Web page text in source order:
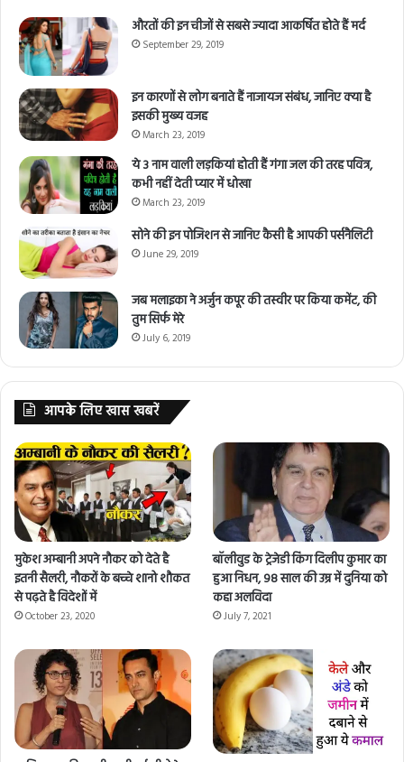
औरतों की इन चीजों से सबसे ज्यादा आकर्षित होते हैं मर्द
September 29, 2019
इन कारणों से लोग बनाते हैं नाजायज संबंध, जानिए क्या है
इसकी मुख्य वजह
March 23, 2019
ये 3 नाम वाली लड़कियां होती हैं गंगा जल की तरह पवित्र,
कभी नहीं देती प्यार में धोखा
March 23, 2019
सोने की इन पोजिशन से जानिए कैसी है आपकी पर्सनैलिटी
June 29, 2019
जब मलाइका ने अर्जुन कपूर की तस्वीर पर किया कमेंट, की
तुम सिर्फ मेरे
July 6, 2019
आपके लिए खास खबरें
मुकेश अम्बानी अपने नौकर को देते है
इतनी सैलरी, नौकरों के बच्चे शानो शौकत
से पढ़ते है विदेशों में
October 23, 2020
बॉलीवुड के ट्रेजेडी किंग दिलीप कुमार का
हुआ निधन, 98 साल की उम्र में दुनिया को
कहा अलविदा
July 7, 2021